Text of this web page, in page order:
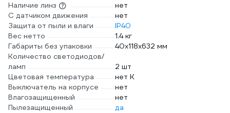
Наличие линз
нет
С датчиком движения
нет
Защита от пыли и влаги
IP40
Вес нетто
1.4 кг
Габариты без упаковки
40х118х632 мм
Количество светодиодов/
ламп
2 шт
Цветовая температура
нет К
Выключатель на корпусе
нет
Влагозащищенный
нет
Пылезащищенный
да